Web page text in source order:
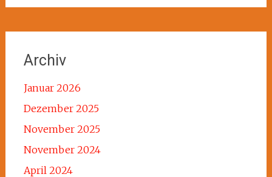
Archiv
Januar 2026
Dezember 2025
November 2025
November 2024
April 2024